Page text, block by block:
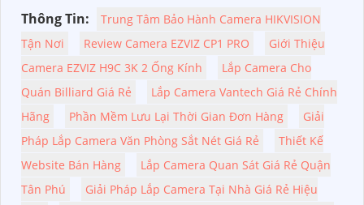
Thông Tin:
Trung Tâm Bảo Hành Camera HIKVISION
Tận Nơi
Review Camera EZVIZ CP1 PRO
Giới Thiệu
Camera EZVIZ H9C 3K 2 Ống Kính
Lắp Camera Cho
Quán Billiard Giá Rẻ
Lắp Camera Vantech Giá Rẻ Chính
Hãng
Phần Mềm Lưu Lại Thời Gian Đơn Hàng
Giải
Pháp Lắp Camera Văn Phòng Sắt Nét Giá Rẻ
Thiết Kế
Website Bán Hàng
Lắp Camera Quan Sát Giá Rẻ Quận
Tân Phú
Giải Pháp Lắp Camera Tại Nhà Giá Rẻ Hiệu